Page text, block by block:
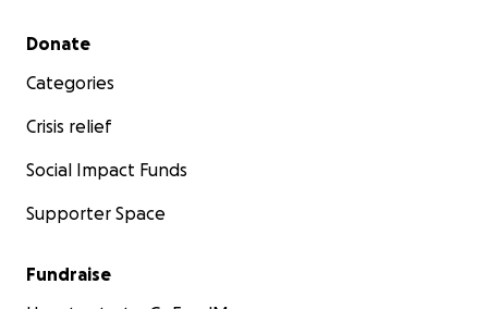
Secondary menu
Donate
Categories
Crisis relief
Social Impact Funds
Supporter Space
Fundraise